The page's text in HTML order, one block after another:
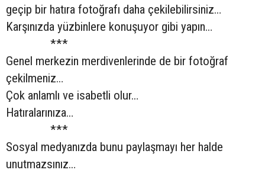
geçip bir hatıra fotoğrafı daha çekilebilirsiniz…
Karşınızda yüzbinlere konuşuyor gibi yapın…
***
Genel merkezin merdivenlerinde de bir fotoğraf
çekilmeniz…
Çok anlamlı ve isabetli olur…
Hatıralarınıza…
***
Sosyal medyanızda bunu paylaşmayı her halde
unutmazsınız…